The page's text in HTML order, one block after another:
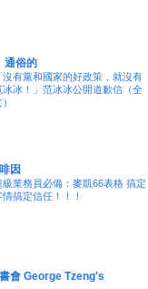
通俗的
沒有黨和國家的好政策，就沒有
冰冰！」范冰冰公開道歉信（全
因
級業務員必備：麥凱66表格 搞定
情搞定信任！！！
會 George Tzeng's